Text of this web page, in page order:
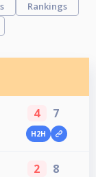
Rankings
4 7
H2H
2 8